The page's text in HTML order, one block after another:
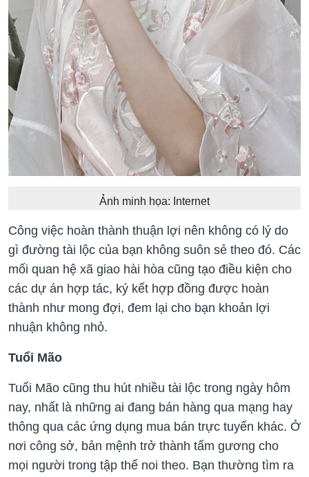
Ảnh minh họa: Internet
Công việc hoàn thành thuận lợi nên không có lý do
gì đường tài lộc của bạn không suôn sẻ theo đó. Các
mối quan hệ xã giao hài hòa cũng tạo điều kiện cho
các dự án hợp tác, ký kết hợp đồng được hoàn
thành như mong đợi, đem lại cho bạn khoản lợi
nhuận không nhỏ.
Tuổi Mão
Tuổi Mão cũng thu hút nhiều tài lộc trong ngày hôm
nay, nhất là những ai đang bán hàng qua mạng hay
thông qua các ứng dụng mua bán trực tuyến khác. Ở
nơi công sở, bản mệnh trở thành tấm gương cho
mọi người trong tập thể noi theo. Bạn thường tìm ra